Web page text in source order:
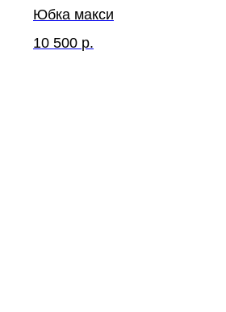
Юбка макси
10 500 р.